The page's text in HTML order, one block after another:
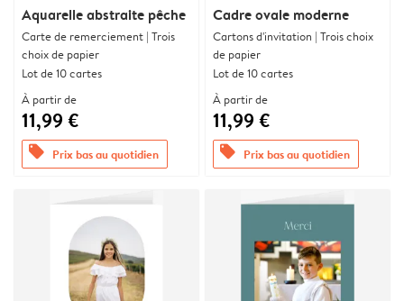
Aquarelle abstraite pêche
Carte de remerciement | Trois
choix de papier
Lot de 10 cartes
À partir de
11,99 €
offers Prix bas au quotidien
Cadre ovale moderne
Cartons d'invitation | Trois choix
de papier
Lot de 10 cartes
À partir de
11,99 €
offers Prix bas au quotidien